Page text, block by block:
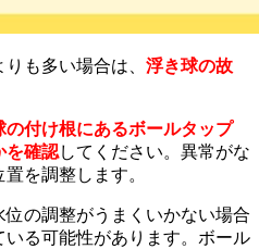
も多い場合は、 浮き球の故
の付け根にあるボールタップ
を確認してください。異常がな
を調整します。
の調整がうまくいかない場合
いる可能性があります。ボール